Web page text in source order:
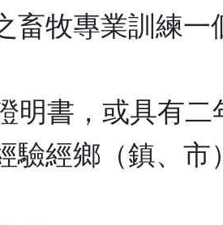
畜牧專業訓練一
明書，或具有二
驗經鄉（鎮、市